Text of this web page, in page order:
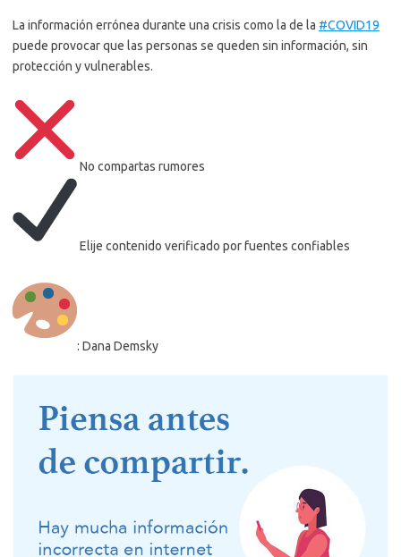
La información errónea durante una crisis como la de la #COVID19
puede provocar que las personas se queden sin información, sin
protección y vulnerables.
No compartas rumores
Elije contenido verificado por fuentes confiables
: Dana Demsky